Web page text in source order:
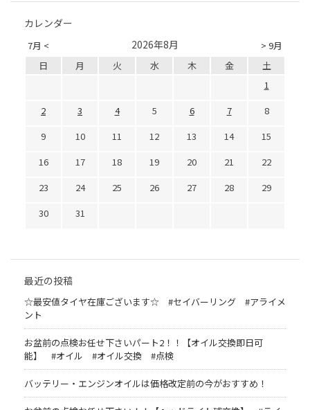
カレンダー
7月 < > 9月
2026年8月
日 月 火 水 木 金
土
1
2
3 4 5 6 7
8
9
10 11 12 13 14
15
16
17 18 19 20 21
22
23
24 25 26 27 28
29
30
31
最近の投稿
☆最安値タイヤ在庫ございます☆ #セイバーリング #アライメ
ント
お盆前の点検お任せ下さいパート2！！【オイル交換即日可
能】 #オイル #オイル交換 #点検
バッテリー・エンジンオイルは価格改定前の今がおすすめ！